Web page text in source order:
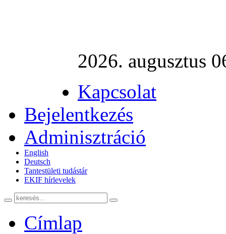
2026. augusztus
Kapcsolat
Bejelentkezés
Adminisztráció
English
Deutsch
Tantestületi tudástár
EKIF hírlevelek
Címlap